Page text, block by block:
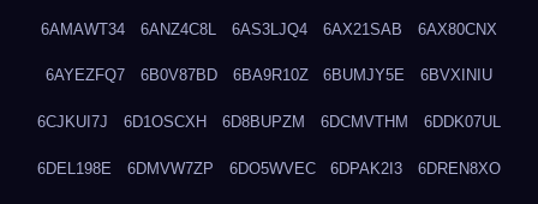
6AMAWT34 6ANZ4C8L 6AS3LJQ4 6AX21SAB 6AX80CNX
6AYEZFQ7 6B0V87BD 6BA9R10Z 6BUMJY5E 6BVXINIU
6CJKUI7J 6D1OSCXH 6D8BUPZM 6DCMVTHM 6DDK07UL
6DEL198E 6DMVW7ZP 6DO5WVEC 6DPAK2I3 6DREN8XO